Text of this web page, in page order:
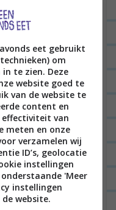
winkel?
op 07:46
kookwater
Dit heeft
olie blijft
Wat wel nut
nadat je het
:).
eet gebruikt
om
te zien. Deze
website goed te
van de website te
content en
van
meten en onze
verzamelen wij
ID’s, geolocatie
instellingen
'Meer
instellingen
website.